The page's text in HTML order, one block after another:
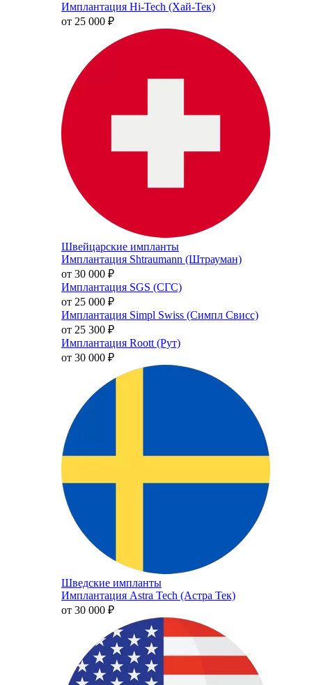
Имплантация Hi-Tech (Хай-Тек)
от 25 000 ₽
Швейцарские импланты
Имплантация Shtraumann (Штрауман)
от 30 000 ₽
Имплантация SGS (СГС)
от 25 000 ₽
Имплантация Simpl Swiss (Симпл Свисс)
от 25 300 ₽
Имплантация Roott (Рут)
от 30 000 ₽
Шведские импланты
Имплантация Astra Tech (Астра Тек)
от 30 000 ₽